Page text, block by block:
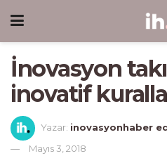
İnovasyon
inovatif
Yazar: inovasyonhaber
Mayıs 3, 2018